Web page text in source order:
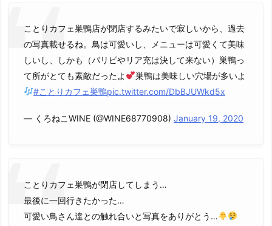
ことりカフェ巣鴨店が閉店するみたいで寂しいから、過去
の写真載せるね。鳥は可愛いし、メニューは可愛くて美味
しいし、しかも（パリピやリア充は決して来ない）巣鴨っ
て所がとても素敵だったよ
巣鴨は美味しい穴場が多いよ
#ことりカフェ巣鴨pic.twitter.com/DbBJUWkd5x
— くろねこWINE (@WINE68770908) January 19, 2020
ことりカフェ巣鴨が閉店してしまう…
最後に一回行きたかった…
可愛い鳥さん達との触れ合いと写真をありがとう…